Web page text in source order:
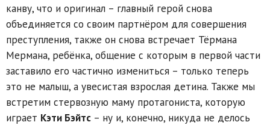
канву, что и оригинал – главный герой снова
объединяется со своим партнёром для совершения
преступления, также он снова встречает Тёрмана
Мермана, ребёнка, общение с которым в первой части
заставило его частично измениться – только теперь
это не малыш, а увесистая взрослая детина. Также мы
встретим стервозную маму протагониста, которую
играет Кэти Бэйтс – ну и, конечно, никуда не делось